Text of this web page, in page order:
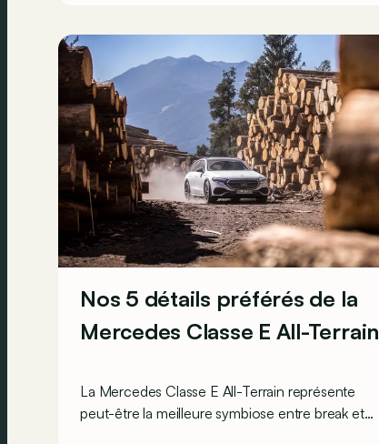
électricité.
Nos 5 détails préférés de la
Mercedes Classe E All-Terrain
La Mercedes Classe E All-Terrain représente
peut-être la meilleure symbiose entre break et